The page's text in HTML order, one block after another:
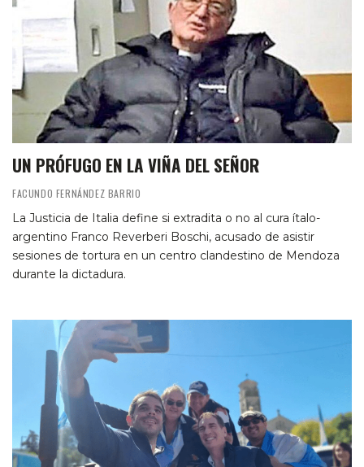
UN PRÓFUGO EN LA VIÑA DEL SEÑOR
FACUNDO FERNÁNDEZ BARRIO
La Justicia de Italia define si extradita o no al cura ítalo-
argentino Franco Reverberi Boschi, acusado de asistir
sesiones de tortura en un centro clandestino de Mendoza
durante la dictadura.